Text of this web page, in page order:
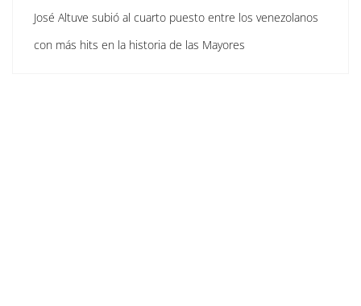
José Altuve subió al cuarto puesto entre los venezolanos
con más hits en la historia de las Mayores